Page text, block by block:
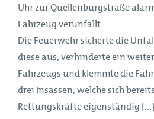
Uhr zur Quellenburgstraße
Fahrzeug verunfallt.
Die Feuerwehr sicherte die
diese aus, verhinderte ein
Fahrzeugs und klemmte die
drei Insassen, welche sich
Rettungskräfte eigenständig [...]